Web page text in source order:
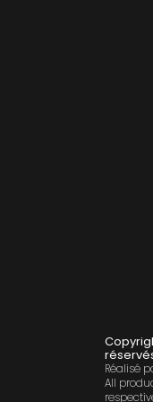
Réalisé
All